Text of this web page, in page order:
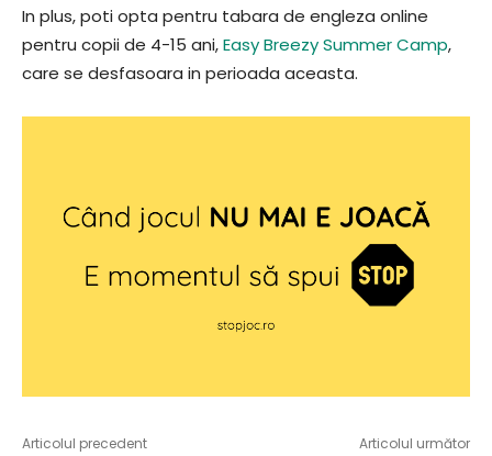
In plus, poti opta pentru tabara de engleza online
pentru copii de 4-15 ani,Easy Breezy Summer Camp,
care se desfasoara in perioada aceasta.
Articolul precedent Articolul următor